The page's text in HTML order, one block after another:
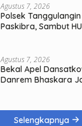
Agustus 7, 2026
Polsek
Paskibra, Sambut
Agustus 7, 2026
Bekal Apel
Danrem Bhaskara
Selengkapnya